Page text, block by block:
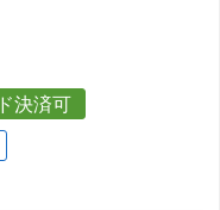
決済可